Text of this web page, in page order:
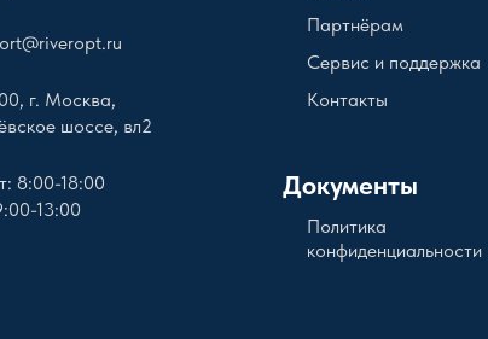
г. Москва,
шоссе, вл2
Документы
8:00-18:00
13:00
Политика
конфиденциальности
Партнёрам
Сервис и поддержка
Контакты